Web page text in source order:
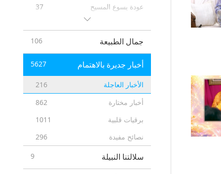
عودة يسوع المسيح
37
Prophecies of the End Times
26
New Age
جمال الطبيعة 106
أخبار جديرة بالاهتمام 5627
الأخبار العاجلة
216
أخبار مختارة
862
برقيات قلبية
1011
نصائح مفيدة
296
سلالتنا النبيلة 9